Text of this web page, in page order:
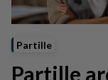
Partille
Partille